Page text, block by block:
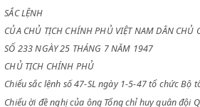
SẮC LỆNH
CỦA CHỦ TỊCH CHÍNH PHỦ VIỆT NAM DÂN
SỐ 233 NGÀY 25 THÁNG 7 NĂM 1947
CHỦ TỊCH CHÍNH PHỦ